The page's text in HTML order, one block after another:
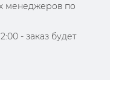
менеджеров по
- заказ будет